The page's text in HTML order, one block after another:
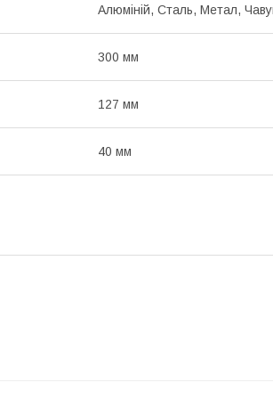
Алюміній, Сталь, Метал,
300 мм
127 мм
40 мм